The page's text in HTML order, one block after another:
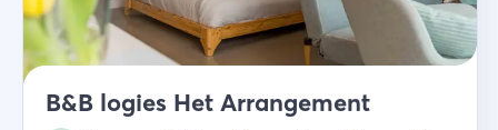
B&B logies Het Arrangement